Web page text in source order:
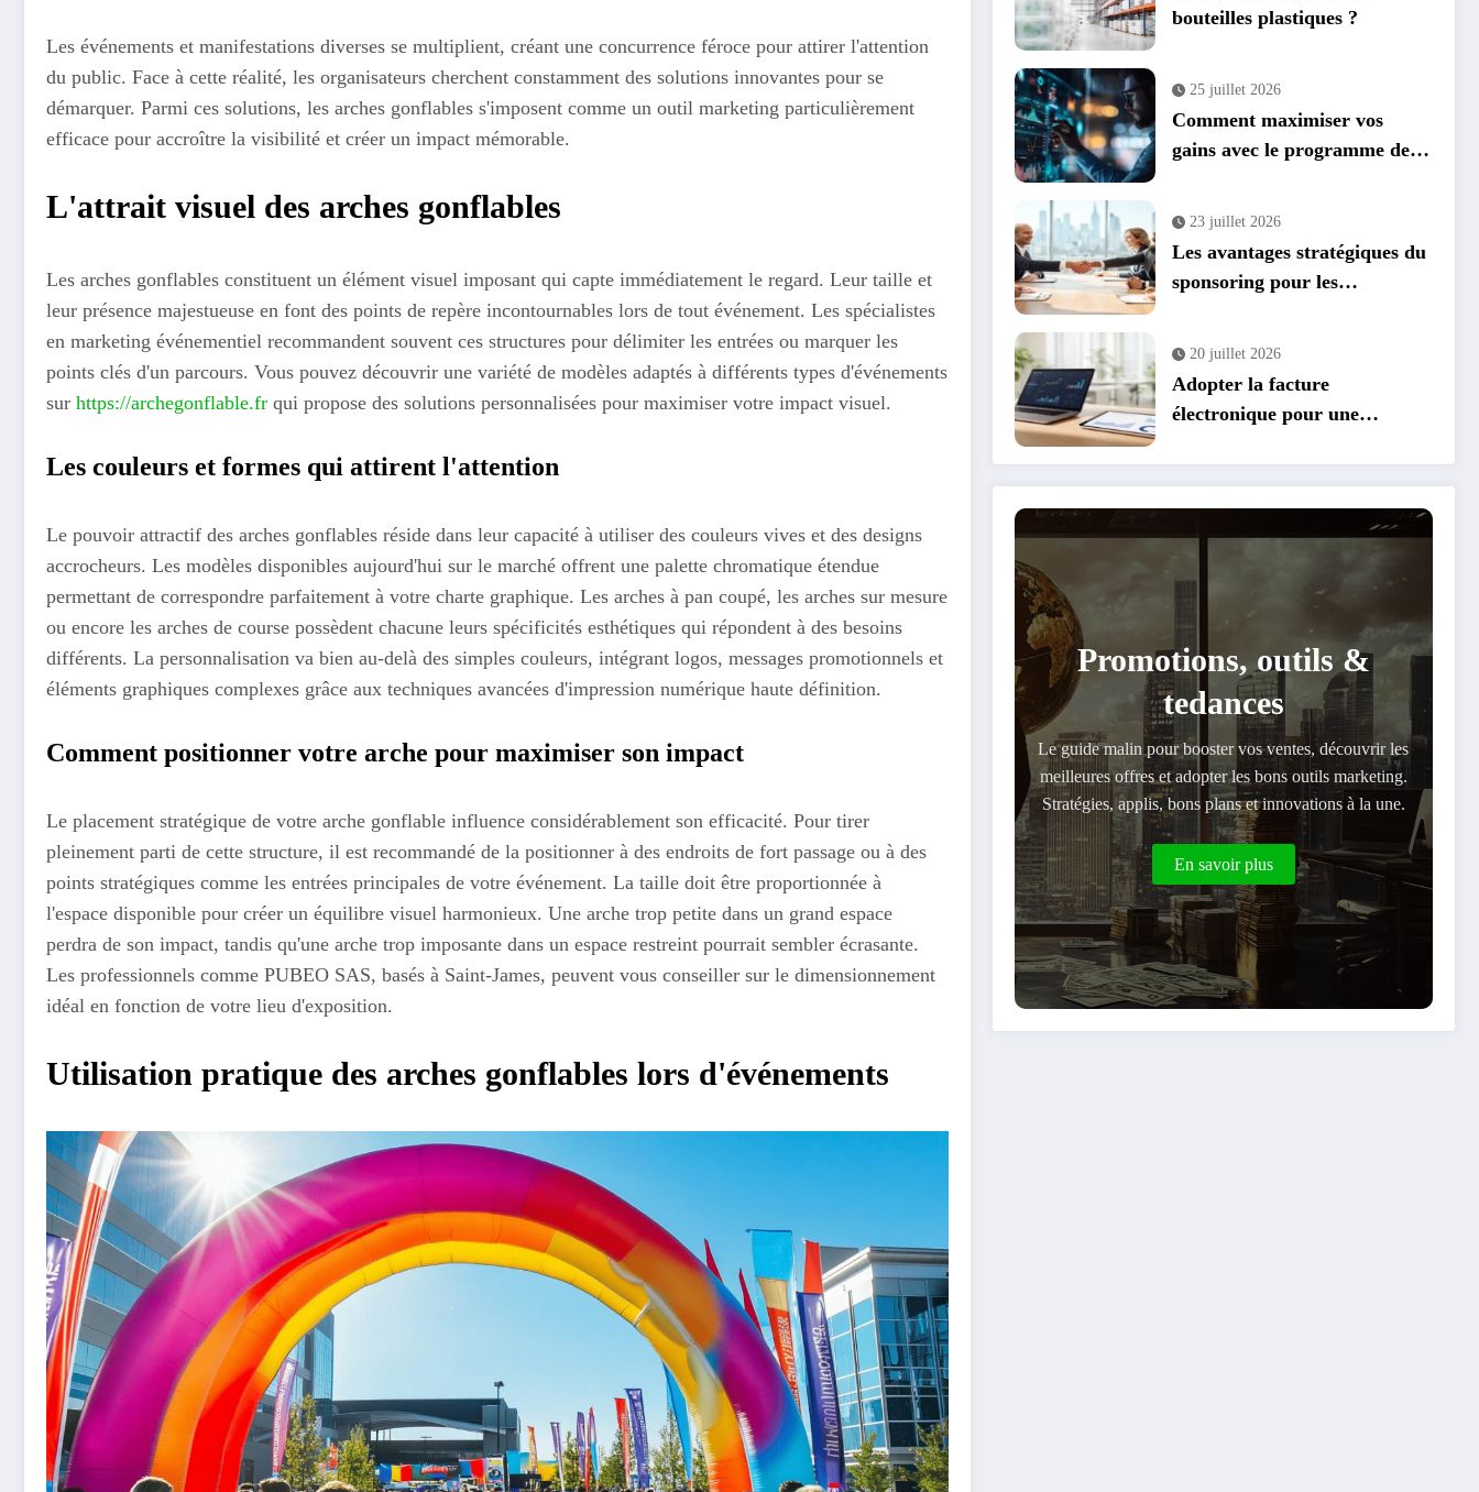
Les événements et manifestations diverses se multiplient, créant une concurrence féroce pour attirer l'attention
du public. Face à cette réalité, les organisateurs cherchent constamment des solutions innovantes pour se
démarquer. Parmi ces solutions, les arches gonflables s'imposent comme un outil marketing particulièrement
efficace pour accroître la visibilité et créer un impact mémorable.
L'attrait visuel des arches gonflables
Les arches gonflables constituent un élément visuel imposant qui capte immédiatement le regard. Leur taille et
leur présence majestueuse en font des points de repère incontournables lors de tout événement. Les spécialistes
en marketing événementiel recommandent souvent ces structures pour délimiter les entrées ou marquer les
points clés d'un parcours. Vous pouvez découvrir une variété de modèles adaptés à différents types d'événements
sur https://archegonflable.fr qui propose des solutions personnalisées pour maximiser votre impact visuel.
Les couleurs et formes qui attirent l'attention
Le pouvoir attractif des arches gonflables réside dans leur capacité à utiliser des couleurs vives et des designs
accrocheurs. Les modèles disponibles aujourd'hui sur le marché offrent une palette chromatique étendue
permettant de correspondre parfaitement à votre charte graphique. Les arches à pan coupé, les arches sur mesure
ou encore les arches de course possèdent chacune leurs spécificités esthétiques qui répondent à des besoins
différents. La personnalisation va bien au-delà des simples couleurs, intégrant logos, messages promotionnels et
éléments graphiques complexes grâce aux techniques avancées d'impression numérique haute définition.
Comment positionner votre arche pour maximiser son impact
Le placement stratégique de votre arche gonflable influence considérablement son efficacité. Pour tirer
pleinement parti de cette structure, il est recommandé de la positionner à des endroits de fort passage ou à des
points stratégiques comme les entrées principales de votre événement. La taille doit être proportionnée à
l'espace disponible pour créer un équilibre visuel harmonieux. Une arche trop petite dans un grand espace
perdra de son impact, tandis qu'une arche trop imposante dans un espace restreint pourrait sembler écrasante.
Les professionnels comme PUBEO SAS, basés à Saint-James, peuvent vous conseiller sur le dimensionnement
idéal en fonction de votre lieu d'exposition.
Utilisation pratique des arches gonflables lors d'événements
bouteilles plastiques ?
25 juillet 2026
Comment maximiser vos
gains avec le programme de
23 juillet 2026
Les avantages stratégiques du
sponsoring pour les
20 juillet 2026
Adopter la facture
électronique pour une
Promotions, outils &
tedances
Le guide malin pour booster vos ventes, découvrir les
meilleures offres et adopter les bons outils marketing.
Stratégies, applis, bons plans et innovations à la une.
En savoir plus